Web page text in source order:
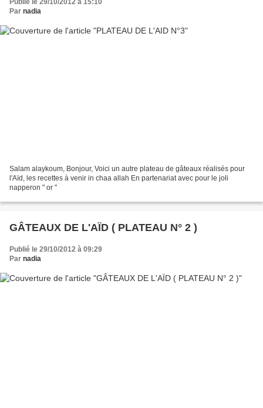
Publié le 29/10/2012 à 15:10
Par nadia
Salam alaykoum, Bonjour, Voici un autre plateau de gâteaux réalisés pour
l'Aïd, les recettes à venir in chaa allah En partenariat avec pour le joli
napperon " or "
GÂTEAUX DE L'AÏD ( PLATEAU N° 2 )
Publié le 29/10/2012 à 09:29
Par nadia